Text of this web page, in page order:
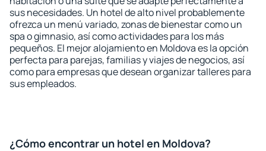
sus necesidades. Un hotel de alto nivel probablemente
ofrezca un menú variado, zonas de bienestar como un
spa o gimnasio, así como actividades para los más
pequeños. El mejor alojamiento en Moldova es la opción
perfecta para parejas, familias y viajes de negocios, así
como para empresas que desean organizar talleres para
sus empleados.
¿Cómo encontrar un hotel en Moldova?